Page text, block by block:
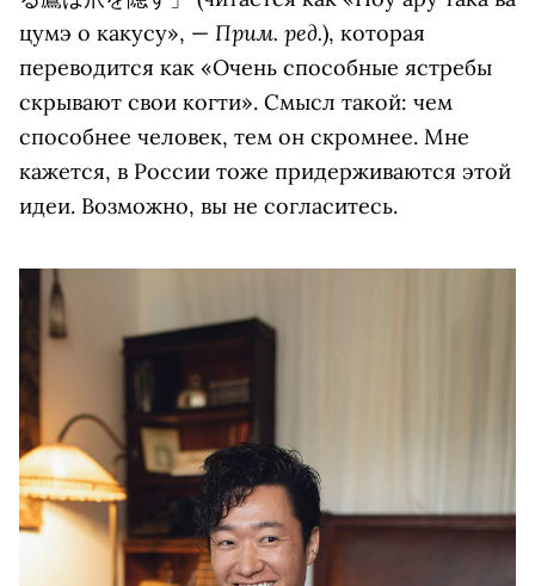
цумэ о какусу», — Прим. ред.), которая
переводится как «Очень способные ястребы
скрывают свои когти». Смысл такой: чем
способнее человек, тем он скромнее. Мне
кажется, в России тоже придерживаются этой
идеи. Возможно, вы не согласитесь.